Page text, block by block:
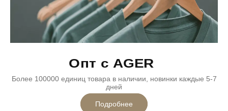
Опт с AGER
Более 100000 единиц товара в наличии, новинки каждые 5-7
дней
Подробнее